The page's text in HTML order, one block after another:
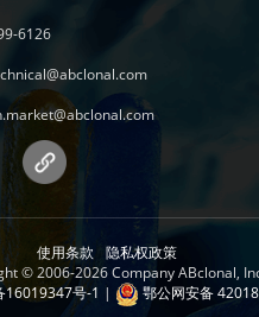
6126
使用条款
隐私权政策
© 2006-2026 Company ABclonal,
16019347号-1 | 鄂公网安备